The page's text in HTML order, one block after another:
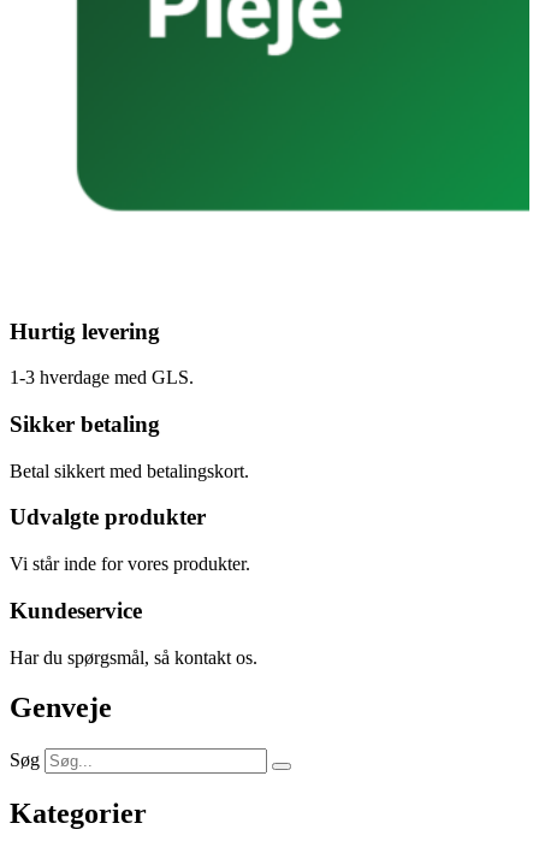
Hurtig levering
1-3 hverdage med GLS.
Sikker betaling
Betal sikkert med betalingskort.
Udvalgte produkter
Vi står inde for vores produkter.
Kundeservice
Har du spørgsmål, så kontakt os.
Genveje
Søg
Kategorier